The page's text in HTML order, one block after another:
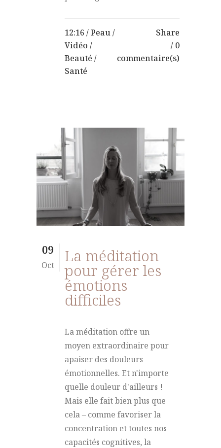
12:16 /Peau/
Vidéo /
Beauté /
Santé
Share
0
commentaire(s)
09
Oct La méditation
pour gérer les
émotions
difficiles
La méditation offre un
moyen extraordinaire pour
apaiser des douleurs
émotionnelles. Et n'importe
quelle douleur d'ailleurs !
Mais elle fait bien plus que
cela – comme favoriser la
concentration et toutes nos
capacités cognitives, la